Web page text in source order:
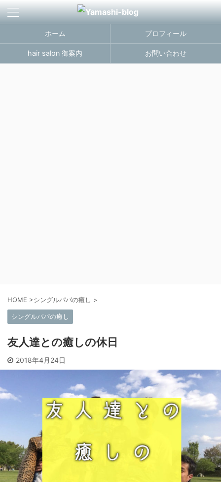
ホーム プロフィール
hair salon 御案内 お問い合わせ
HOME >シングルパパの癒し >
シングルパパの癒し
友人達との癒しの休日
2018年4月24日